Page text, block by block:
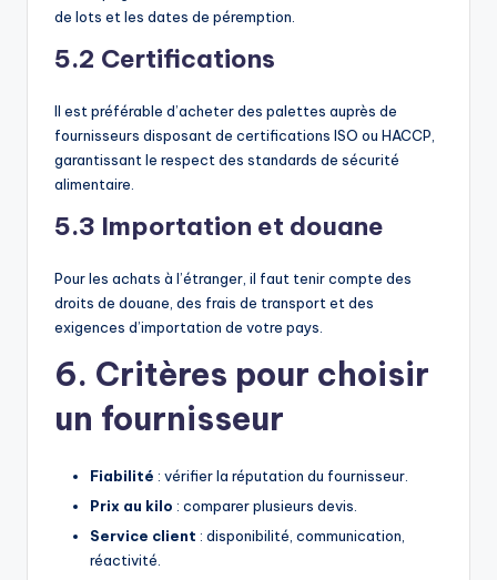
de lots et les dates de péremption.
5.2 Certifications
Il est préférable d’acheter des palettes auprès de
fournisseurs disposant de certifications ISO ou HACCP,
garantissant le respect des standards de sécurité
alimentaire.
5.3 Importation et douane
Pour les achats à l’étranger, il faut tenir compte des
droits de douane, des frais de transport et des
exigences d’importation de votre pays.
6. Critères pour choisir
un fournisseur
Fiabilité : vérifier la réputation du fournisseur.
Prix au kilo : comparer plusieurs devis.
Service client : disponibilité, communication,
réactivité.